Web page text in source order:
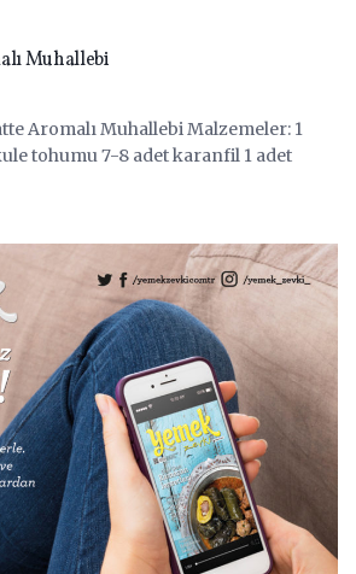
Muhallebi
Aromalı Muhallebi Malzemeler: 1
tohumu 7-8 adet karanfil 1 adet